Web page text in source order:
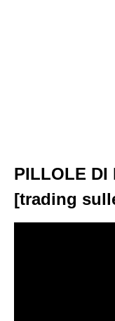
PILLOLE DI
[trading